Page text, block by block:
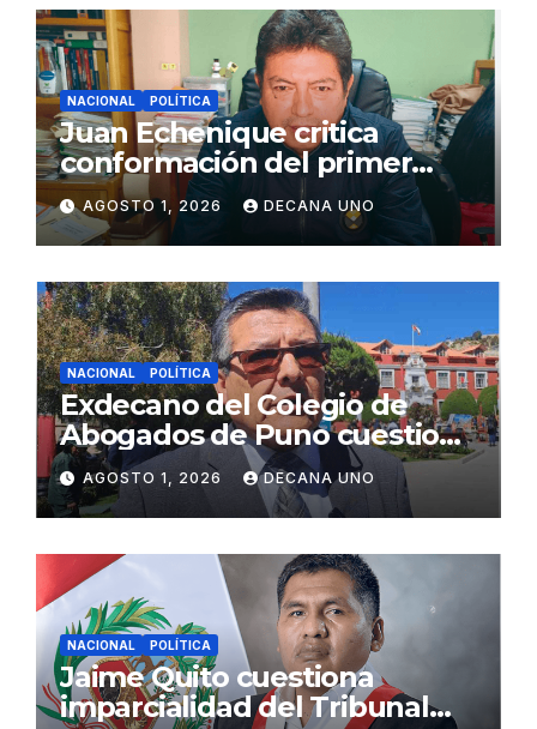
NACIONAL POLÍTICA
Juan Echenique critica
conformación del primer
gabinete ministerial de Keiko
Fujimori
AGOSTO 1, 2026 DECANA UNO
NACIONAL POLÍTICA
Exdecano del Colegio de
Abogados de Puno cuestiona
propuestas sobre seguridad
ciudadana
AGOSTO 1, 2026 DECANA UNO
NACIONAL POLÍTICA
Jaime Quito cuestiona
imparcialidad del Tribunal